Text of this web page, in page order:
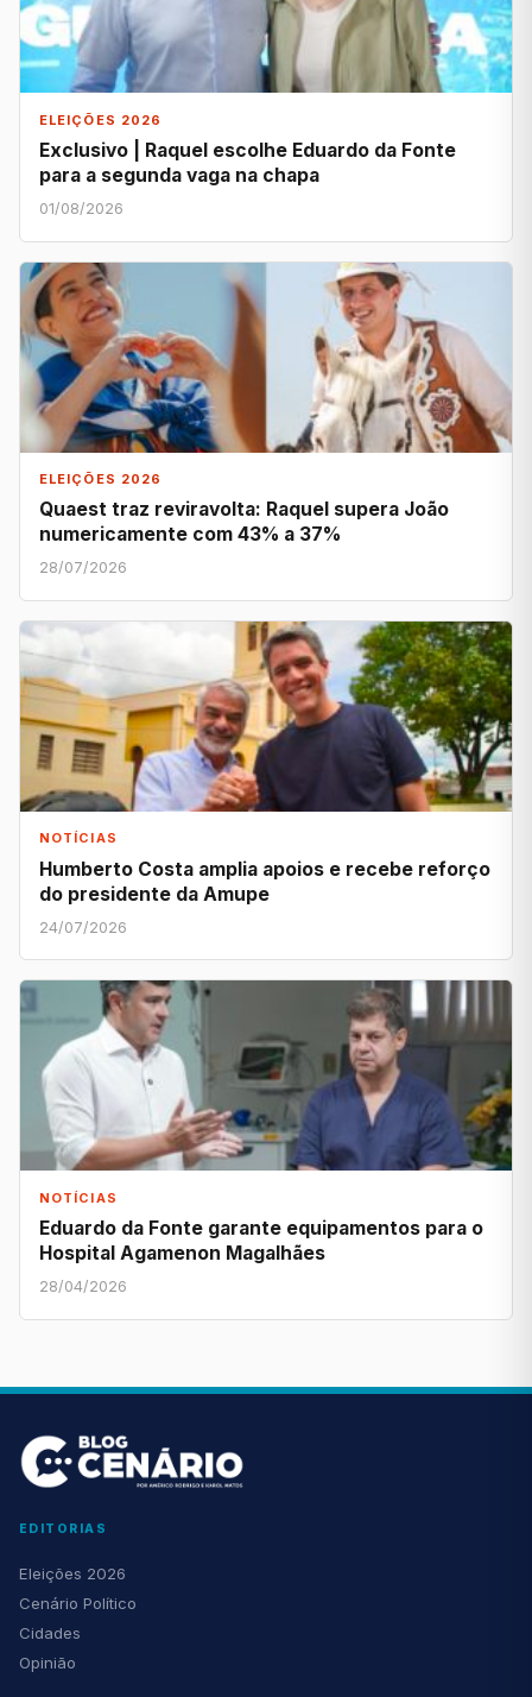
ELEIÇÕES 2026
Exclusivo | Raquel escolhe Eduardo da Fonte
para a segunda vaga na chapa
01/08/2026
ELEIÇÕES 2026
Quaest traz reviravolta: Raquel supera João
numericamente com 43% a 37%
28/07/2026
NOTÍCIAS
Humberto Costa amplia apoios e recebe reforço
do presidente da Amupe
24/07/2026
NOTÍCIAS
Eduardo da Fonte garante equipamentos para o
Hospital Agamenon Magalhães
28/04/2026
EDITORIAS
Eleições 2026
Cenário Político
Cidades
Opinião